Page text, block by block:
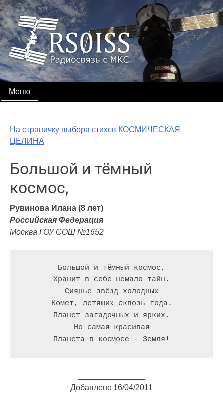
Skip
to
content
Меню
На страничку выбора стихов КОСМИЧЕСКАЯ
ЦЕЛИНА
Большой и тёмный
космос,
Рувинова Илана (8 лет)
Российская Федерация
Москва ГОУ СОШ №1652
Большой и тёмный космос,
Хранит в себе немало тайн.
Сиянье звёзд холодных
Комет, летящих сквозь года.
Планет загадочных и ярких.
Но самая красивая
Планета в космосе - Земля!
Добавлено 16/04/2011